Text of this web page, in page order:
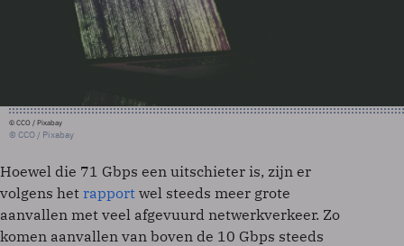
© CCO / Pixabay
© CCO / Pixabay
Hoewel die 71 Gbps een uitschieter is, zijn er
volgens het rapport wel steeds meer grote
aanvallen met veel afgevuurd netwerkverkeer. Zo
komen aanvallen van boven de 10 Gbps steeds